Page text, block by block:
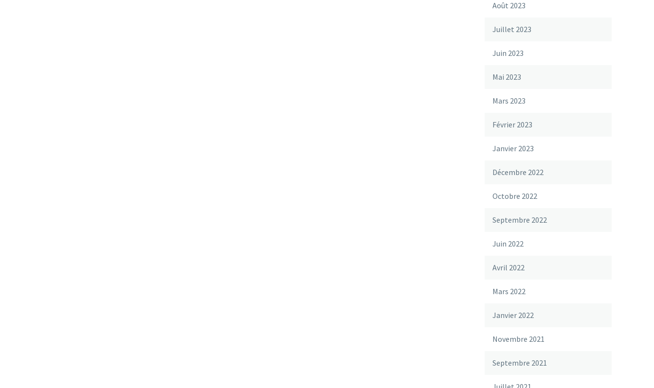
Août 2023
Juillet 2023
Juin 2023
Mai 2023
Mars 2023
Février 2023
Janvier 2023
Décembre 2022
Octobre 2022
Septembre 2022
Juin 2022
Avril 2022
Mars 2022
Janvier 2022
Novembre 2021
Septembre 2021